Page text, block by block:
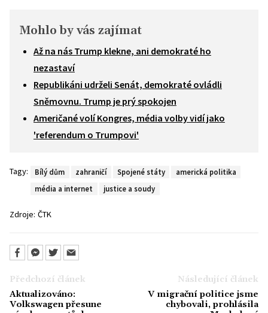
Mohlo by vás zajímat
Až na nás Trump klekne, ani demokraté ho
nezastaví
Republikáni udrželi Senát, demokraté ovládli
Sněmovnu. Trump je prý spokojen
Američané volí Kongres, média volby vidí jako
'referendum o Trumpovi'
Tagy: Bílý dům zahraničí Spojené státy
americká politika
média a internet
justice a soudy
Zdroje: ČTK
Předchozí článek
Aktualizováno:
Volkswagen přesune
Následující článek
V migrační politice jsme
chybovali, prohlásila